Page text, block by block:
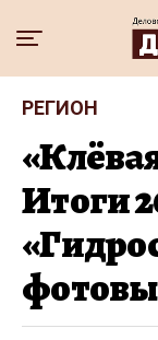
РЕГИОН
Итоги